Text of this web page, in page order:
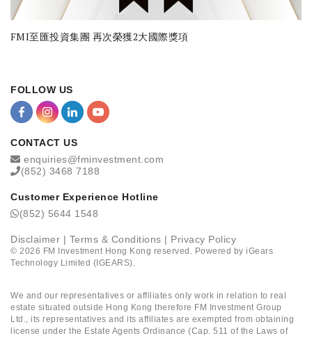
FMI至匯投資集團 再次榮獲2大國際獎項
FOLLOW US
CONTACT US
enquiries@fminvestment.com
(852) 3468 7188
Customer Experience Hotline
(852) 5644 1548
Disclaimer | Terms & Conditions | Privacy Policy
© 2026 FM Investment Hong Kong reserved. Powered by iGears
Technology Limited (IGEARS).
We and our representatives or affiliates only work in relation to real
estate situated outside Hong Kong therefore FM Investment Group
Ltd., its representatives and its affiliates are exempted from obtaining
license under the Estate Agents Ordinance (Cap. 511 of the Laws of